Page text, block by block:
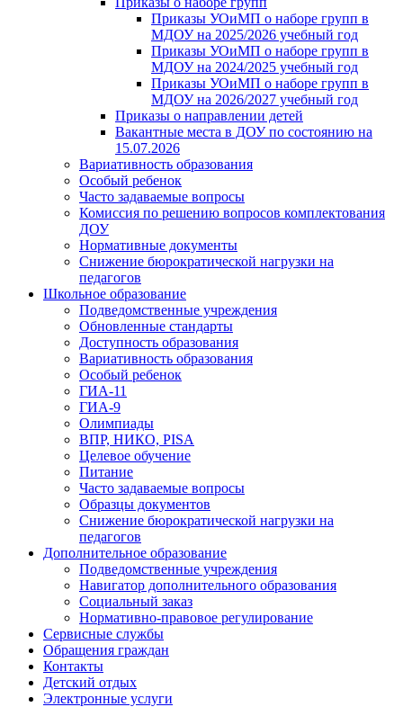
Приказы УОиМП о наборе групп в
МДОУ на 2025/2026 учебный год
Приказы УОиМП о наборе групп в
МДОУ на 2024/2025 учебный год
Приказы УОиМП о наборе групп в
МДОУ на 2026/2027 учебный год
Приказы о направлении детей
Вакантные места в ДОУ по состоянию на
15.07.2026
Вариативность образования
Особый ребенок
Часто задаваемые вопросы
Комиссия по решению вопросов комплектования
ДОУ
Нормативные документы
Снижение бюрократической нагрузки на
педагогов
Школьное образование
Подведомственные учреждения
Обновленные стандарты
Доступность образования
Вариативность образования
Особый ребенок
ГИА-11
ГИА-9
Олимпиады
ВПР, НИКО, PISA
Целевое обучение
Питание
Часто задаваемые вопросы
Образцы документов
Снижение бюрократической нагрузки на
педагогов
Дополнительное образование
Подведомственные учреждения
Навигатор дополнительного образования
Социальный заказ
Нормативно-правовое регулирование
Сервисные службы
Обращения граждан
Контакты
Детский отдых
Электронные услуги